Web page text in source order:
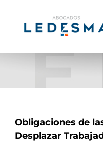
contenido
Obligaciones de
Desplazar